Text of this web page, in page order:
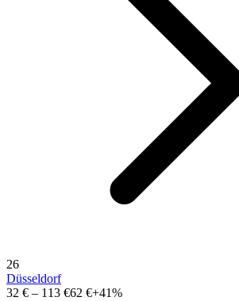
26
Düsseldorf
32 € – 113 €62 €+41%